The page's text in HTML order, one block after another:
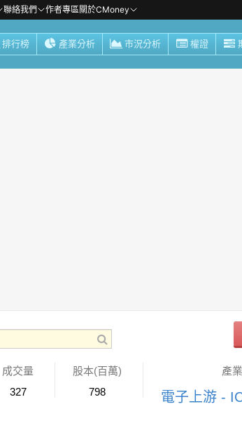
聯絡我們 作者專區關於CMoney
排行榜 產業分析 市況分析 權證
成交量
327
股本(百萬)
798
產業
電子上游 -